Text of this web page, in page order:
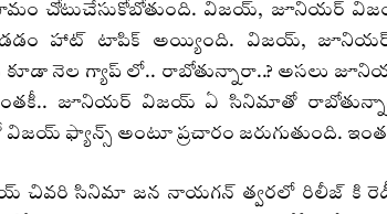
చోటుచేసుకోబోతుంది. విజయ్, జూనియర్
హాట్ టాపిక్ అయ్యింది. విజయ్, జూనియర్
కూడా నెల గ్యాప్ లో.. రాబోతున్నారా..? అసలు
జూనియర్ విజయ్ ఏ సినిమాతో
ఫ్యాన్స్ అంటూ ప్రచారం జరుగుతుంది.
చివరి సినిమా జన నాయగన్ త్వరలో రిలీజ్ కి రెడీ